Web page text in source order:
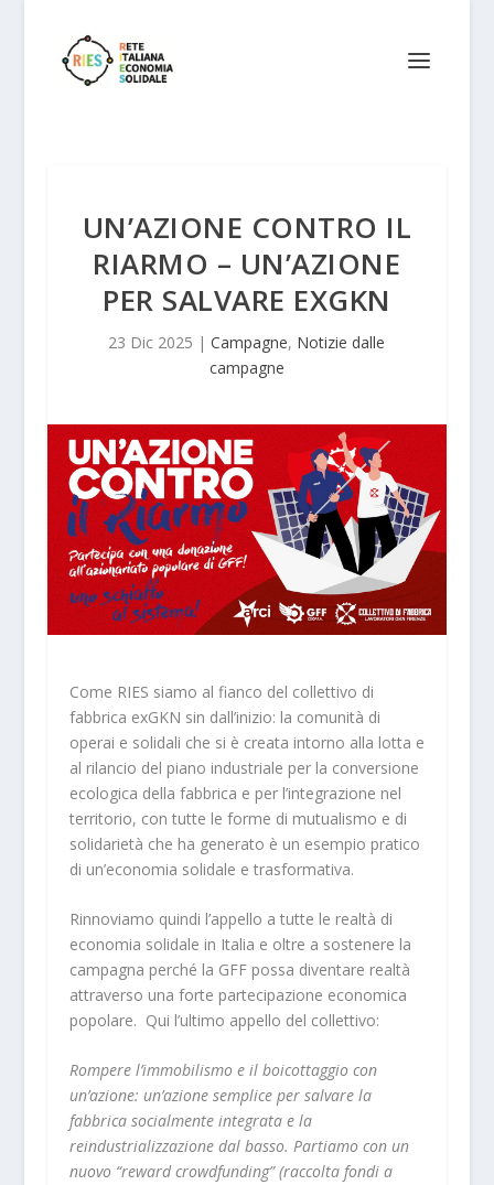
UN’AZIONE CONTRO IL
RIARMO – UN’AZIONE
PER SALVARE EXGKN
23 Dic 2025 |Campagne, Notizie dalle
campagne
Come RIES siamo al fianco del collettivo di
fabbrica exGKN sin dall’inizio: la comunità di
operai e solidali che si è creata intorno alla lotta e
al rilancio del piano industriale per la conversione
ecologica della fabbrica e per l’integrazione nel
territorio, con tutte le forme di mutualismo e di
solidarietà che ha generato è un esempio pratico
di un’economia solidale e trasformativa.
Rinnoviamo quindi l’appello a tutte le realtà di
economia solidale in Italia e oltre a sostenere la
campagna perché la GFF possa diventare realtà
attraverso una forte partecipazione economica
popolare. Qui l’ultimo appello del collettivo:
Rompere l’immobilismo e il boicottaggio con
un’azione: un’azione semplice per salvare la
fabbrica socialmente integrata e la
reindustrializzazione dal basso. Partiamo con un
nuovo “reward crowdfunding” (raccolta fondi a